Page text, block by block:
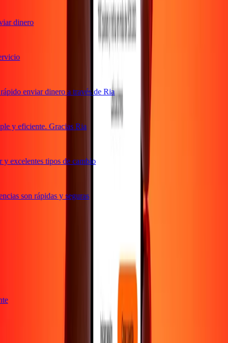
dinero
enviar dinero a través de Ria
y eficiente. Gracias Ria
excelentes tipos de cambio
son rápidas y seguras